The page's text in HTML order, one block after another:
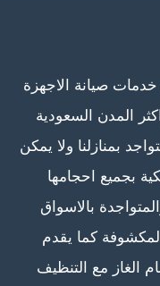
خدمات صيانة الاجهزة
المدن السعودية
بمنازلنا ولا يمكن
بجميع احجامها
بالاسواق
المكشوفة كما يقدم
الغاز مع التنظيف